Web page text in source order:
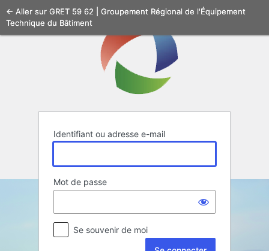
Se
connecter
Identifiant ou adresse e-mail
Mot de passe
Se souvenir de moi
← Aller sur GRET 59 62 | Groupement Régional de l'Équipement
Technique du Bâtiment